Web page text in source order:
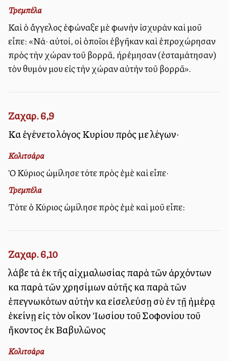
Τρεμπέλα
Καὶ ὁ ἄγγελος ἐφώναξε μὲ φωνὴν ἰσχυρὰν καὶ μοῦ
εἶπε: «Νά· αὐτοί, οἱ ὁποῖοι ἐβγῆκαν καὶ ἐπροχώρησαν
πρὸς τὴν χώραν τοῦ βορρᾶ, ἠρέμησαν (ἐσταμάτησαν)
τὸν θυμόν μου εἰς τὴν χώραν αὐτὴν τοῦ βορρᾶ».
Ζαχαρ. 6,9
Καὶ ἐγένετο λόγος Κυρίου πρός με λέγων·
Κολιτσάρα
Ὁ Κύριος ὡμίλησε τότε πρὸς ἐμὲ καὶ εἶπε·
Τρεμπέλα
Τότε ὁ Κύριος ὡμίλησε πρὸς ἐμὲ καὶ μοῦ εἶπε:
Ζαχαρ. 6,10
λάβε τὰ ἐκ τῆς αἰχμαλωσίας παρὰ τῶν ἀρχόντων
καὶ παρὰ τῶν χρησίμων αὐτῆς καὶ παρὰ τῶν
ἐπεγνωκότων αὐτὴν καὶ εἰσελεύσῃ σὺ ἐν τῇ ἡμέρᾳ
ἐκείνῃ εἰς τὸν οἶκον Ἰωσίου τοῦ Σοφονίου τοῦ
ἥκοντος ἐκ Βαβυλῶνος
Κολιτσάρα